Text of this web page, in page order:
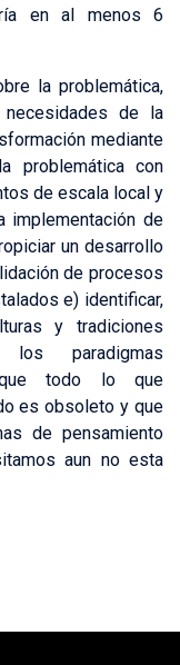
en al menos 6
la problemática,
de la
mediante
problemática con
de escala local y
implementación de
un desarrollo
de procesos
e) identificar,
y tradiciones
paradigmas
que todo lo que
es obsoleto y que
de pensamiento
aun no esta